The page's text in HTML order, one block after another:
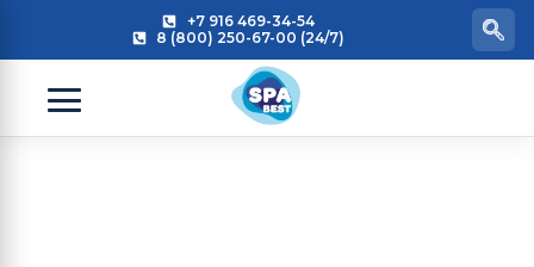
+7 916 469-34-54
8 (800) 250-67-00 (24/7)